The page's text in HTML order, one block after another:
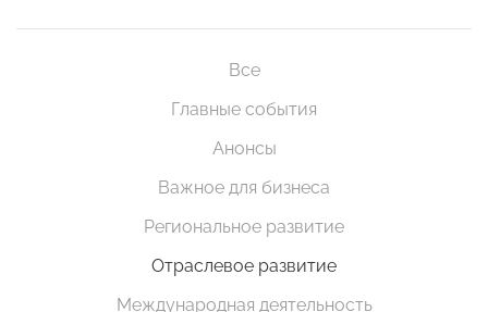
Все
Главные события
Анонсы
Важное для бизнеса
Региональное развитие
Отраслевое развитие
Международная деятельность